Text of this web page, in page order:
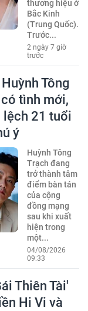
thương hiệu ở
Bắc Kinh
(Trung Quốc).
Trước...
2 ngày 7 giờ
trước
Tông
tình mới,
lệch 21 tuổi
ý
Huỳnh Tông
Trạch đang
trở thành tâm
điểm bàn tán
của cộng
đồng mạng
sau khi xuất
hiện trong
một...
04/08/2026
09:33
Thiên Tài'
Hi Vi và